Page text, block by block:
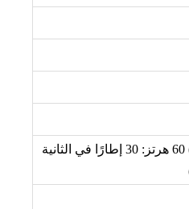
50 هرتز: 25 إطارًا في الثانية (1920 × 1080) ، 25 إطارًا في الثانية (1280 × 720) 60 هرتز: 30 إطارًا في الثانية